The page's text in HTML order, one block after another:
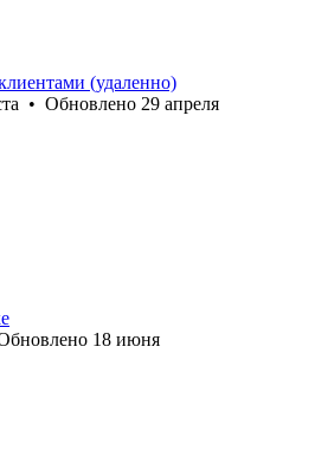
(удаленно)
• Обновлено 29 апреля
18 июня